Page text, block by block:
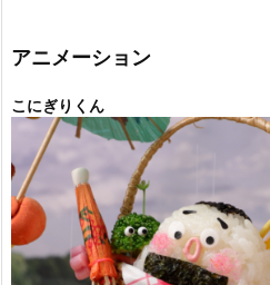
ー
アニメーション
こにぎりくん